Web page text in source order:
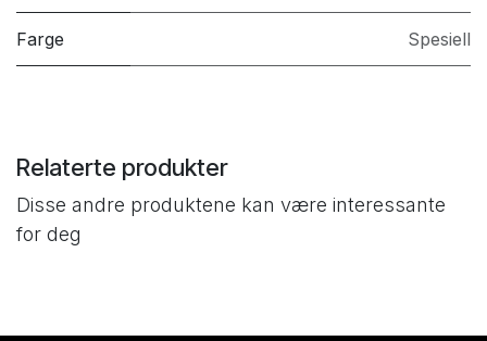
Farge Spesiell
Relaterte produkter
Disse andre produktene kan være interessante
for deg